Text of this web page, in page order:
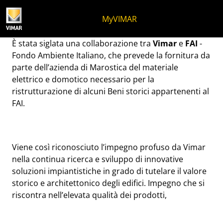
MyVIMAR
Vimar e FAI - Fondo
È stata siglata una collaborazione tra Vimar e FAI -
Fondo Ambiente Italiano, che prevede la fornitura da
parte dell’azienda di Marostica del materiale
elettrico e domotico necessario per la
ristrutturazione di alcuni Beni storici appartenenti al
FAI.
Viene così riconosciuto l’impegno profuso da Vimar
nella continua ricerca e sviluppo di innovative
soluzioni impiantistiche in grado di tutelare il valore
storico e architettonico degli edifici. Impegno che si
riscontra nell’elevata qualità dei prodotti,